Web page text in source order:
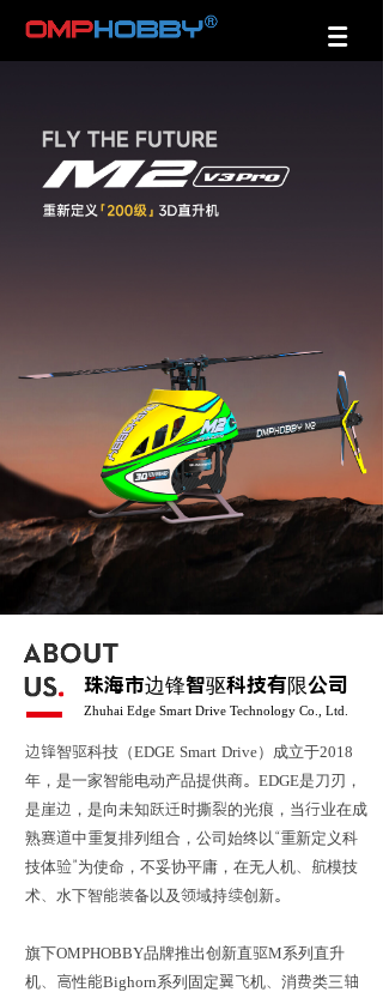
珠海市边锋智驱科技有限公司
Zhuhai Edge Smart Drive Technology Co., Ltd.
边锋智驱科技（EDGE Smart Drive）成立于2018
年，是一家智能电动产品提供商。EDGE是刀刃，
是崖边，是向未知跃迁时撕裂的光痕，当行业在成
熟赛道中重复排列组合，公司始终以“重新定义科
技体验”为使命，不妥协平庸，在无人机、航模技
术、水下智能装备以及领域持续创新。
旗下OMPHOBBY品牌推出创新直驱M系列直升
机、高性能Bighorn系列固定翼飞机、消费类三轴